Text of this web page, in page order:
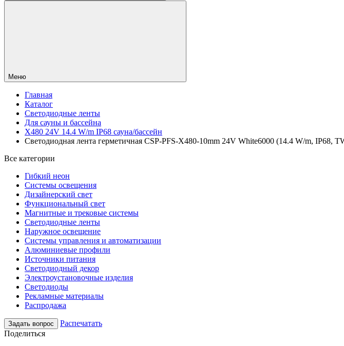
Меню
Главная
Каталог
Светодиодные ленты
Для сауны и бассейна
X480 24V 14.4 W/m IP68 сауна/бассейн
Светодиодная лента герметичная CSP-PFS-X480-10mm 24V White6000 (14.4 W/m, IP68,
Все категории
Гибкий неон
Системы освещения
Дизайнерский свет
Функциональный свет
Магнитные и трековые системы
Светодиодные ленты
Наружное освещение
Системы управления и автоматизации
Алюминиевые профили
Источники питания
Светодиодный декор
Электроустановочные изделия
Светодиоды
Рекламные материалы
Распродажа
Задать вопрос
Распечатать
Поделиться